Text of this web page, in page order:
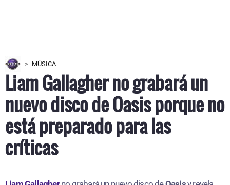
MÚSICA
Liam Gallagher no grabará un
nuevo disco de Oasis porque no
está preparado para las
críticas
Liam Gallagher no grabará un nuevo disco de Oasis
y revela